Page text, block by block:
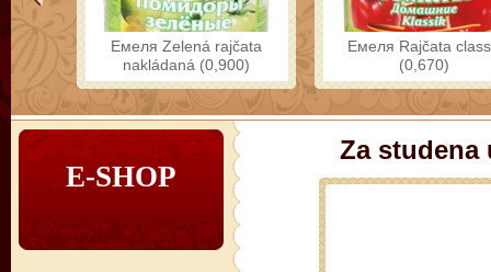
Емеля Zelená rajčata
nakládaná (0,900)
Емеля Rajčata
(0,670)
E-SHOP
Za studena